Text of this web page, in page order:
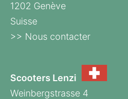
1202 Genève
Suisse
>> Nous contacter
Scooters Lenzi
Weinbergstrasse 4